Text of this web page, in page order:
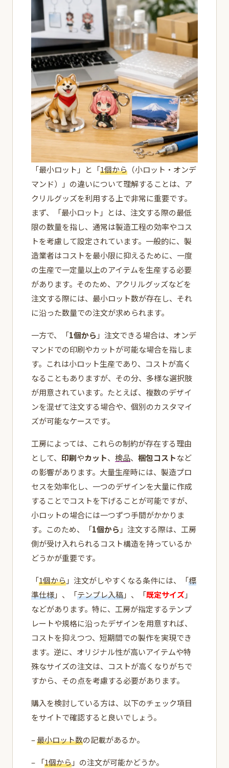
「最小ロット」と「1個から （小ロット・オンデ
マンド）」の違いについて理解することは、ア
クリルグッズを利用する上で非常に重要です。
まず、「最小ロット」とは、注文する際の最低
限の数量を指し、通常は製造工程の効率やコス
トを考慮して設定されています。一般的に、製
造業者はコストを最小限に抑えるために、一度
の生産で一定量以上のアイテムを生産する必要
があります。そのため、アクリルグッズなどを
注文する際には、最小ロット数が存在し、それ
に沿った数量での注文が求められます。
一方で、「1個から 」注文できる場合は、オンデ
マンドでの印刷やカットが可能な場合を指しま
す。これは小ロット生産であり、コストが高く
なることもありますが、その分、多様な選択肢
が用意されています。たとえば、複数のデザイ
ンを混ぜて注文する場合や、個別のカスタマイ
ズが可能なケースです。
工房によっては、これらの制約が存在する理由
として、 印刷やカット、 検品、 梱包コストなど
の影響があります。大量生産時には、製造プロ
セスを効率化し、一つのデザインを大量に作成
することでコストを下げることが可能ですが、
小ロットの場合には一つずつ手間がかかりま
す。このため、「1個から 」注文する際は、工房
側が受け入れられるコスト構造を持っているか
どうかが重要です。
「1個から」注文がしやすくなる条件には、「標
準仕様」、「テンプレ入稿」、「既定サイズ」
などがあります。特に、工房が指定するテンプ
レートや規格に沿ったデザインを用意すれば、
コストを抑えつつ、短期間での製作を実現でき
ます。逆に、オリジナル性が高いアイテムや特
殊なサイズの注文は、コストが高くなりがちで
すから、その点を考慮する必要があります。
購入を検討している方は、以下のチェック項目
をサイトで確認すると良いでしょう。
–最小ロット数の記載があるか。
– 「1個から」の注文が可能かどうか。